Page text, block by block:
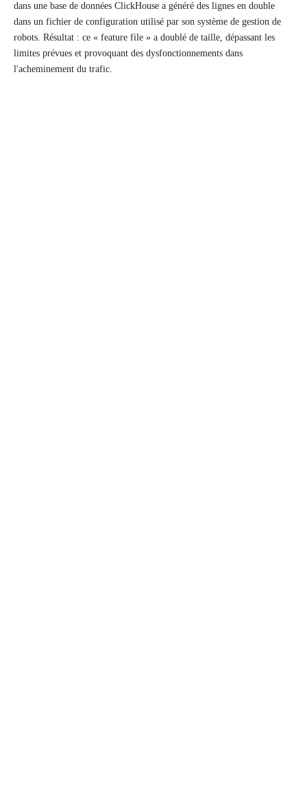
dans une base de données ClickHouse a généré des lignes en double
dans un fichier de configuration utilisé par son système de gestion de
robots. Résultat : ce « feature file » a doublé de taille, dépassant les
limites prévues et provoquant des dysfonctionnements dans
l'acheminement du trafic.